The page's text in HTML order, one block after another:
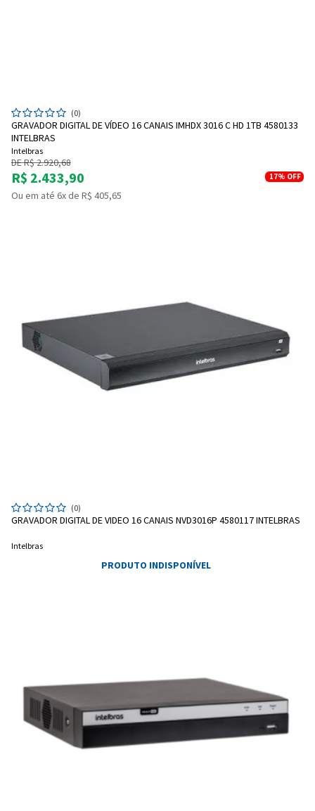
(0)
GRAVADOR DIGITAL DE VÍDEO 16 CANAIS IMHDX 3016 C HD 1TB 4580133
INTELBRAS
Intelbras
DE R$ 2.920,68
R$ 2.433,90 17% OFF
Ou em até 6x de R$ 405,65
(0)
GRAVADOR DIGITAL DE VIDEO 16 CANAIS NVD3016P 4580117 INTELBRAS
Intelbras
PRODUTO INDISPONÍVEL